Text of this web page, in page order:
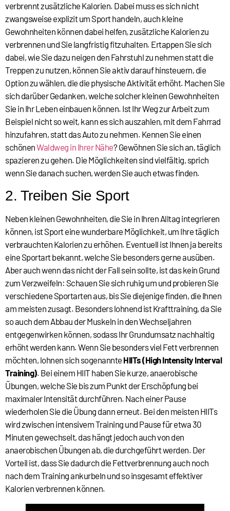
verbrennt zusätzliche Kalorien. Dabei muss es sich nicht
zwangsweise explizit um Sport handeln, auch kleine
Gewohnheiten können dabei helfen, zusätzliche Kalorien zu
verbrennen und Sie langfristig fitzuhalten. Ertappen Sie sich
dabei, wie Sie dazu neigen den Fahrstuhl zu nehmen statt die
Treppen zu nutzen, können Sie aktiv darauf hinsteuern, die
Option zu wählen, die die physische Aktivität erhöht. Machen Sie
sich darüber Gedanken, welche solcher kleinen Gewohnheiten
Sie in Ihr Leben einbauen können. Ist Ihr Weg zur Arbeit zum
Beispiel nicht so weit, kann es sich auszahlen, mit dem Fahrrad
hinzufahren, statt das Auto zu nehmen. Kennen Sie einen
schönenWaldweg in Ihrer Nähe? Gewöhnen Sie sich an, täglich
spazieren zu gehen. Die Möglichkeiten sind vielfältig, sprich
wenn Sie danach suchen, werden Sie auch etwas finden.
2. Treiben Sie Sport
Neben kleinen Gewohnheiten, die Sie in Ihren Alltag integrieren
können, ist Sport eine wunderbare Möglichkeit, um Ihre täglich
verbrauchten Kalorien zu erhöhen. Eventuell ist Ihnen ja bereits
eine Sportart bekannt, welche Sie besonders gerne ausüben.
Aber auch wenn das nicht der Fall sein sollte, ist das kein Grund
zum Verzweifeln: Schauen Sie sich ruhig um und probieren Sie
verschiedene Sportarten aus, bis Sie diejenige finden, die Ihnen
am meisten zusagt. Besonders lohnend ist Krafttraining, da Sie
so auch dem Abbau der Muskeln in den Wechseljahren
entgegenwirken können, sodass Ihr Grundumsatz nachhaltig
erhöht werden kann. Wenn Sie besonders viel Fett verbrennen
möchten, lohnen sich sogenannte HIITs (High Intensity Interval
Training). Bei einem HIIT haben Sie kurze, anaerobische
Übungen, welche Sie bis zum Punkt der Erschöpfung bei
maximaler Intensität durchführen. Nach einer Pause
wiederholen Sie die Übung dann erneut. Bei den meisten HIITs
wird zwischen intensivem Training und Pause für etwa 30
Minuten gewechselt, das hängt jedoch auch von den
anaerobischen Übungen ab, die durchgeführt werden. Der
Vorteil ist, dass Sie dadurch die Fettverbrennung auch noch
nach dem Training ankurbeln und so insgesamt effektiver
Kalorien verbrennen können.